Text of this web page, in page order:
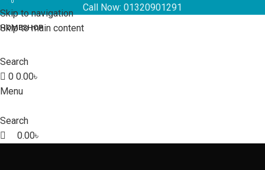
Skip to navigation
Skip to main content
Call Now: 01320901291
HOMESHOP
Search
0 0.00৳
Menu
Search
0
0.00৳